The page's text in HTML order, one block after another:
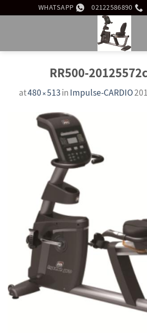
02122586890
WHATSAPP
RR500-
480 × 513inImpulse-CARDIO